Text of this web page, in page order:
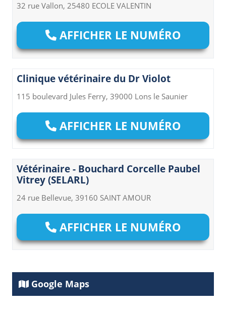
32 rue Vallon, 25480 ECOLE VALENTIN
AFFICHER LE NUMÉRO
Clinique vétérinaire du Dr Violot
115 boulevard Jules Ferry, 39000 Lons le Saunier
AFFICHER LE NUMÉRO
Vétérinaire - Bouchard Corcelle Paubel
Vitrey (SELARL)
24 rue Bellevue, 39160 SAINT AMOUR
AFFICHER LE NUMÉRO
Google Maps